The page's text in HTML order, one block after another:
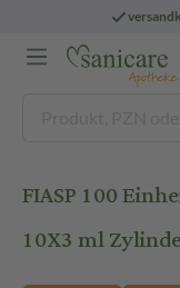
FIASP 100
10X3 ml